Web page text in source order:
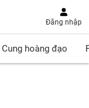
Đăng nhập
Cung hoàng đạo